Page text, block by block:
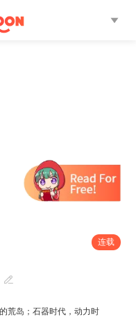

连载

荒岛；石器时代，动力时